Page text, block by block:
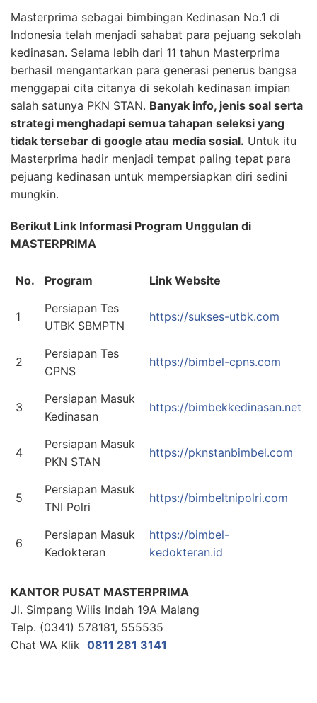
Masterprima sebagai bimbingan Kedinasan No.1 di
Indonesia telah menjadi sahabat para pejuang sekolah
kedinasan. Selama lebih dari 11 tahun Masterprima
berhasil mengantarkan para generasi penerus bangsa
menggapai cita citanya di sekolah kedinasan impian
salah satunya PKN STAN. Banyak info, jenis soal serta
strategi menghadapi semua tahapan seleksi yang
tidak tersebar di google atau media sosial. Untuk itu
Masterprima hadir menjadi tempat paling tepat para
pejuang kedinasan untuk mempersiapkan diri sedini
mungkin.
Berikut Link Informasi Program Unggulan di
MASTERPRIMA
No. Program Link Website
1
Persiapan Tes
UTBK SBMPTN
https://sukses-utbk.com
2
Persiapan Tes
CPNS
https://bimbel-cpns.com
3
Persiapan Masuk
Kedinasan
https://bimbekkedinasan.net
4
Persiapan Masuk
PKN STAN
https://pknstanbimbel.com
5
Persiapan Masuk
TNI Polri
https://bimbeltnipolri.com
6
Persiapan Masuk
Kedokteran
https://bimbel-
kedokteran.id
KANTOR PUSAT MASTERPRIMA
Jl. Simpang Wilis Indah 19A Malang
Telp. (0341) 578181, 555535
Chat WA Klik 0811 281 3141